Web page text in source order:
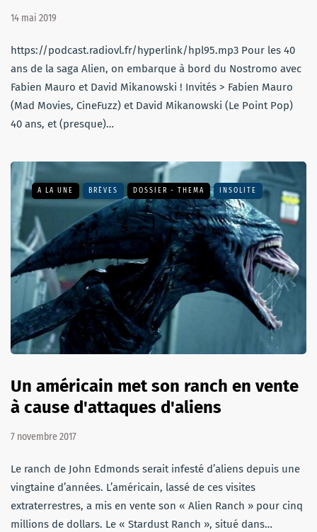
14 mai 2019
https://podcast.radiovl.fr/hyperlink/hpl95.mp3 Pour les 40
ans de la saga Alien, on embarque à bord du Nostromo avec
Fabien Mauro et David Mikanowski ! Invités > Fabien Mauro
(Mad Movies, CineFuzz) et David Mikanowski (Le Point Pop)
40 ans, et (presque)…
A LA UNE BRÈVES DOSSIER - THEMA INSOLITE
Un américain met son ranch en vente
à cause d'attaques d'aliens
7 novembre 2017
Le ranch de John Edmonds serait infesté d’aliens depuis une
vingtaine d’années. L’américain, lassé de ces visites
extraterrestres, a mis en vente son « Alien Ranch » pour cinq
millions de dollars. Le « Stardust Ranch », situé dans…